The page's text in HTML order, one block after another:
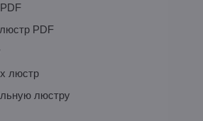
PDF
люстр
люстру